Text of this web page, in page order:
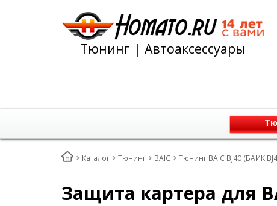
Тюнинг | Автоаксессуары
Каталог Тюнинг BAIC Тюнинг BAIC BJ40 (БАИК
Защита картера для